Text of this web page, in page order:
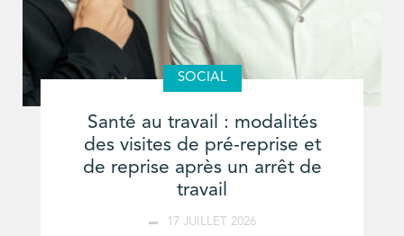
SOCIAL
Santé au travail : modalités
des visites de pré-reprise et
de reprise après un arrêt de
travail
17 JUILLET 2026